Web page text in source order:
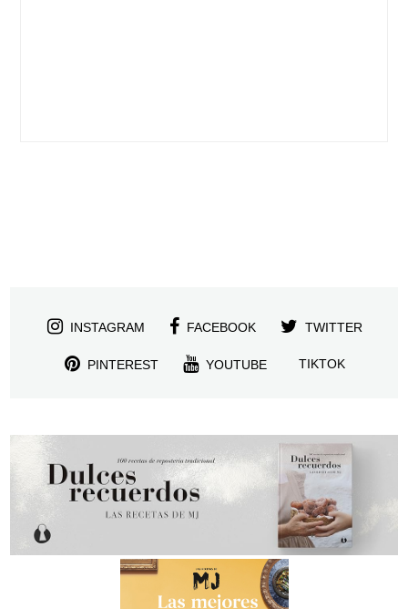
INSTAGRAM FACEBOOK TWITTER
PINTEREST YOUTUBE TIKTOK